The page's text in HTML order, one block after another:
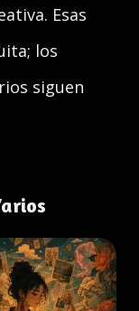
Esas
los
siguen